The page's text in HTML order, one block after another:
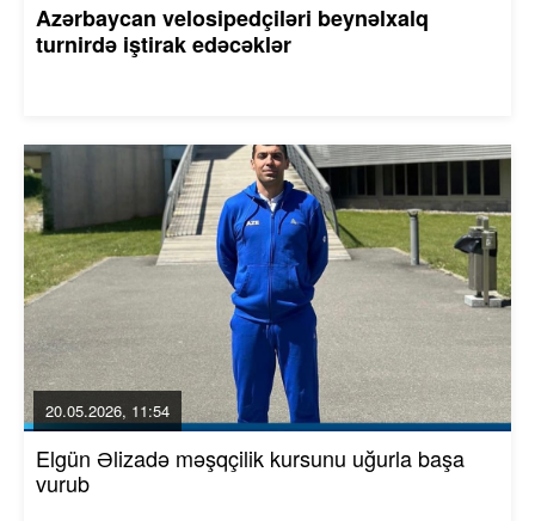
Azərbaycan velosipedçiləri beynəlxalq
turnirdə iştirak edəcəklər
20.05.2026, 11:54
Elgün Əlizadə məşqçilik kursunu uğurla başa
vurub